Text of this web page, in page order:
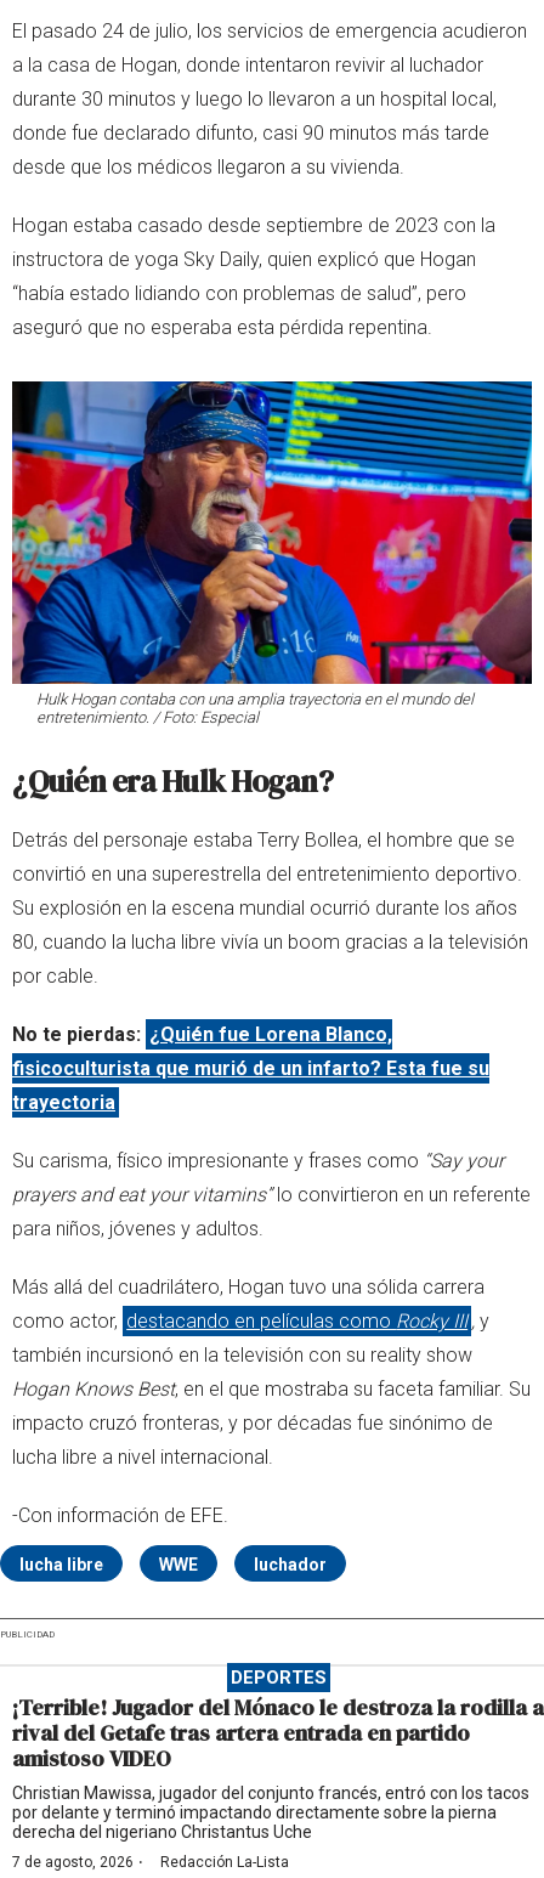
El pasado 24 de julio, los servicios de emergencia acudieron
a la casa de Hogan, donde intentaron revivir al luchador
durante 30 minutos y luego lo llevaron a un hospital local,
donde fue declarado difunto, casi 90 minutos más tarde
desde que los médicos llegaron a su vivienda.
Hogan estaba casado desde septiembre de 2023 con la
instructora de yoga Sky Daily, quien explicó que Hogan
“había estado lidiando con problemas de salud”, pero
aseguró que no esperaba esta pérdida repentina.
Hulk Hogan contaba con una amplia trayectoria en el mundo del
entretenimiento. / Foto: Especial
¿Quién era Hulk Hogan?
Detrás del personaje estaba Terry Bollea, el hombre que se
convirtió en una superestrella del entretenimiento deportivo.
Su explosión en la escena mundial ocurrió durante los años
80, cuando la lucha libre vivía un boom gracias a la televisión
por cable.
No te pierdas: ¿Quién fue Lorena Blanco,
fisicoculturista que murió de un infarto? Esta fue su
trayectoria
Su carisma, físico impresionante y frases como “Say your
prayers and eat your vitamins”lo convirtieron en un referente
para niños, jóvenes y adultos.
Más allá del cuadrilátero, Hogan tuvo una sólida carrera
como actor, destacando en películas como Rocky III , y
también incursionó en la televisión con su reality show
Hogan Knows Best, en el que mostraba su faceta familiar. Su
impacto cruzó fronteras, y por décadas fue sinónimo de
lucha libre a nivel internacional.
-Con información de EFE.
lucha libre WWE luchador
PUBLICIDAD
DEPORTES
¡Terrible! Jugador del Mónaco le destroza la rodilla a
rival del Getafe tras artera entrada en partido
amistoso VIDEO
Christian Mawissa, jugador del conjunto francés, entró con los tacos
por delante y terminó impactando directamente sobre la pierna
derecha del nigeriano Christantus Uche
7 de agosto, 2026 · Redacción La-Lista